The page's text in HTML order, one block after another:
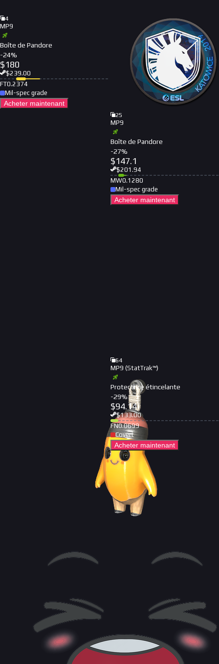
4
MP9
Boîte de Pandore
-24%
$180
$239.00
FT0.2374
Mil-spec grade
Acheter maintenant
25
MP9
Boîte de Pandore
-27%
$147.1
$201.94
MW0.1280
Mil-spec grade
Acheter maintenant
64
MP9 (StatTrak™)
Protectrice étincelante
-29%
$94.14
$133.00
FN0.0699
Covert
Acheter maintenant